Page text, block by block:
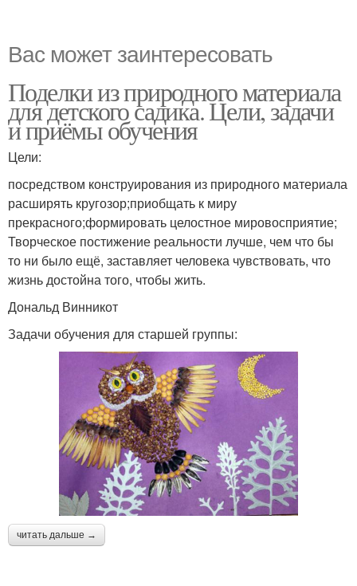
Вас может заинтересовать
Поделки из природного материала
для детского садика. Цели, задачи
и приёмы обучения
Цели:
посредством конструирования из природного материала
расширять кругозор;приобщать к миру
прекрасного;формировать целостное мировосприятие;
Творческое постижение реальности лучше, чем что бы
то ни было ещё, заставляет человека чувствовать, что
жизнь достойна того, чтобы жить.
Дональд Винникот
Задачи обучения для старшей группы:
читать дальше →